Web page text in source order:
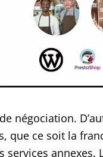
négociation.
que ce soit la
annexes.